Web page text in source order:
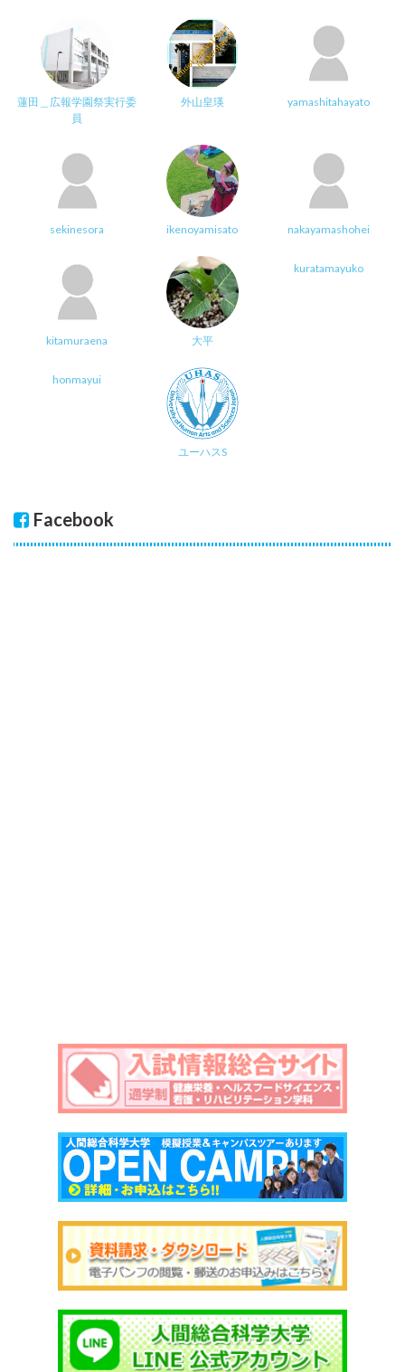
蓮田＿広報学園祭実行委
員
外山皇瑛 yamashitahayato
sekinesora ikenoyamisato nakayamashohei
kitamuraena 大平
kuratamayuko
honmayui
ユーハスS
Facebook